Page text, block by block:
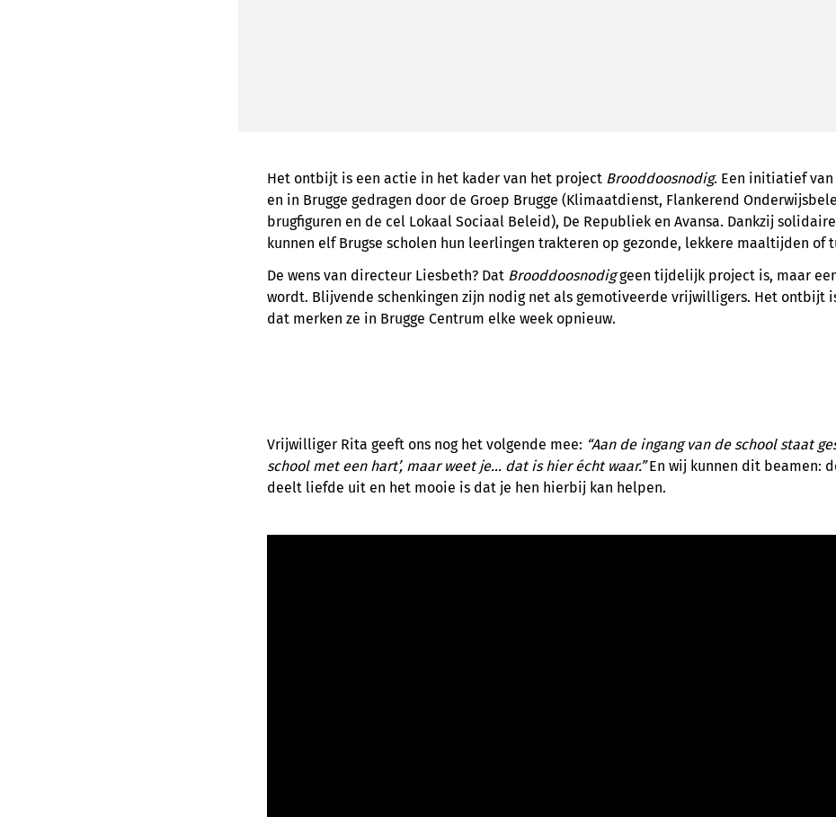
Het ontbijt is een actie in het kader van het project Brooddoosnodig. Een initiatief van
en in Brugge gedragen door de Groep Brugge (Klimaatdienst, Flankerend
brugfiguren en de cel Lokaal Sociaal Beleid), De Republiek en Avansa. Dankzij
kunnen elf Brugse scholen hun leerlingen trakteren op gezonde, lekkere maaltijden of
De wens van directeur Liesbeth? Dat Brooddoosnodiggeen tijdelijk project is, maar
wordt. Blijvende schenkingen zijn nodig net als gemotiveerde vrijwilligers. Het ontbijt
dat merken ze in Brugge Centrum elke week opnieuw.
Vrijwilliger Rita geeft ons nog het volgende mee: “Aan de ingang van de school staat
school met een hart’, maar weet je… dat is hier écht waar.”En wij kunnen dit beamen:
deelt liefde uit en het mooie is dat je hen hierbij kan helpen.